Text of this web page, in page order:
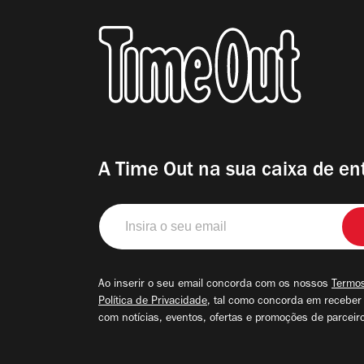
A Time Out na sua caixa de
Insira
o
seu
Ao inserir o seu email concorda com os nossos
Política de Privacidade, tal como concorda em
com notícias, eventos, ofertas e promoções de